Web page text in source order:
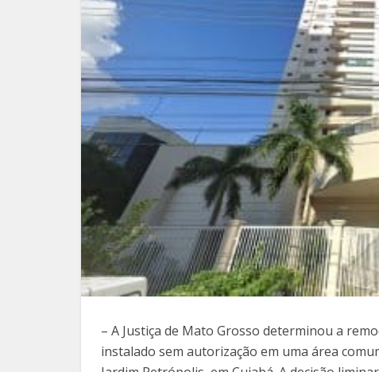
– A Justiça de Mato Grosso determinou a
instalado sem autorização em uma área